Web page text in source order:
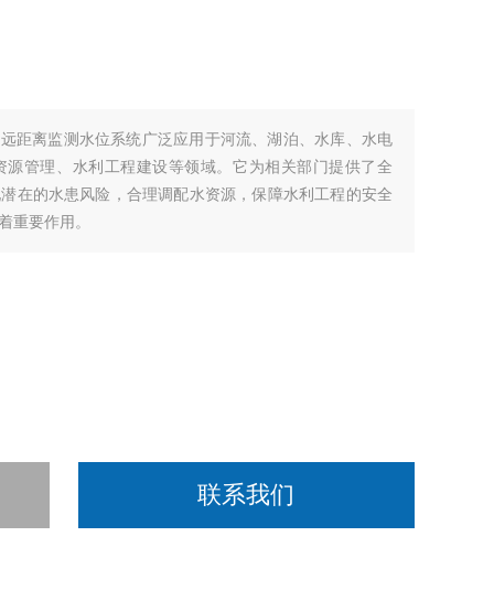
距离监测水位系统广泛应用于河流、湖泊、水库、水电
管理、水利工程建设等领域。它为相关部门提供了全
在的水患风险，合理调配水资源，保障水利工程的安全
重要作用。
联系我们